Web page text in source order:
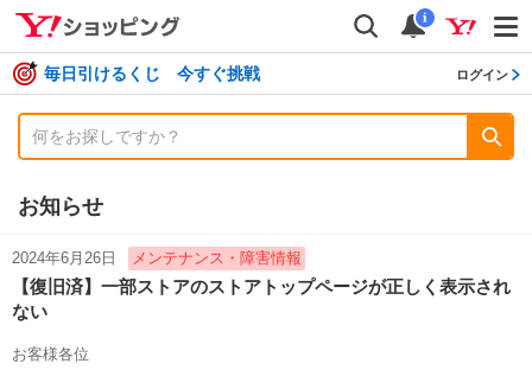
検索
通知
i
毎日引けるくじ 今すぐ挑戦 ログイン
お知らせ
2024年6月26日 メンテナンス・障害情報
【復旧済】一部ストアのストアトップページが正しく表示され
ない
お客様各位